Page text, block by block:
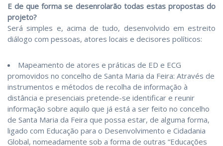
E de que forma se desenrolarão todas estas propostas do
projeto?
Será simples e, acima de tudo, desenvolvido em estreito
diálogo com pessoas, atores locais e decisores políticos:
Mapeamento de atores e práticas de ED e ECG
promovidos no concelho de Santa Maria da Feira: Através de
instrumentos e métodos de recolha de informação à
distância e presenciais pretende-se identificar e reunir
informação sobre aquilo que já está a ser feito no concelho
de Santa Maria da Feira que possa estar, de alguma forma,
ligado com Educação para o Desenvolvimento e Cidadania
Global, nomeadamente sob a forma de outras “Educações